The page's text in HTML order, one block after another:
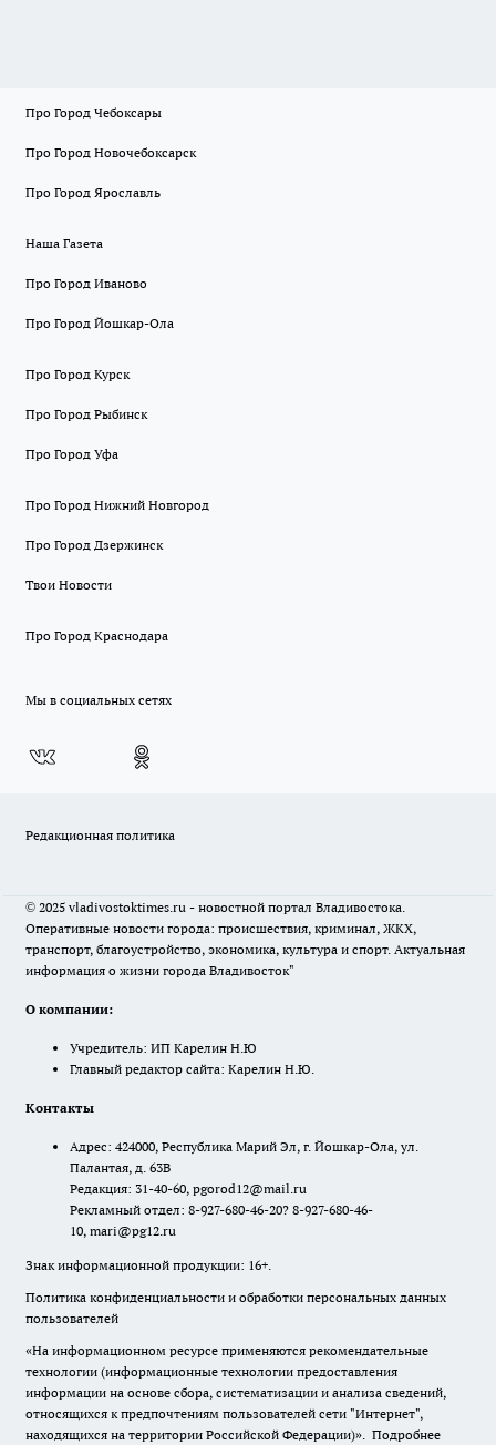
Про Город Чебоксары
Про Город Новочебоксарск
Про Город Ярославль
Наша Газета
Про Город Иваново
Про Город Йошкар-Ола
Про Город Курск
Про Город Рыбинск
Про Город Уфа
Про Город Нижний Новгород
Про Город Дзержинск
Твои Новости
Про Город Краснодара
Мы в социальных сетях
Редакционная политика
© 2025 vladivostoktimes.ru - новостной портал Владивостока.
Оперативные новости города: происшествия, криминал, ЖКХ,
транспорт, благоустройство, экономика, культура и спорт. Актуальная
информация о жизни города Владивосток"
О компании:
Учредитель: ИП Карелин Н.Ю
Главный редактор сайта: Карелин Н.Ю.
Контакты
Адрес: 424000, Республика Марий Эл, г. Йошкар-Ола, ул.
Палантая, д. 63В
Редакция: 31-40-60, pgorod12@mail.ru
Рекламный отдел: 8-927-680-46-20? 8-927-680-46-
10, mari@pg12.ru
Знак информационной продукции: 16+.
Политика конфиденциальности и обработки персональных данных
пользователей
«На информационном ресурсе применяются рекомендательные
технологии (информационные технологии предоставления
информации на основе сбора, систематизации и анализа сведений,
относящихся к предпочтениям пользователей сети "Интернет",
находящихся на территории Российской Федерации)». Подробнее